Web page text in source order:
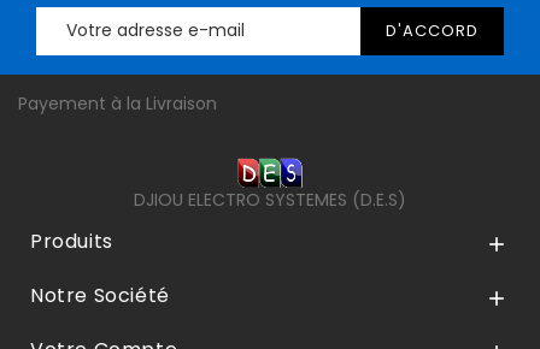
Payement à la Livraison
DJIOU ELECTRO SYSTEMES (D.E.S)
Produits 
Notre Société 